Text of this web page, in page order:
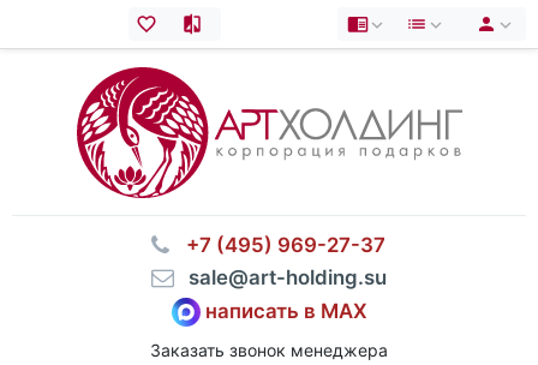
⠀+7 (495) 969-27-37
⠀sale@art-holding.su
написать в MAX
Заказать звонок менеджера